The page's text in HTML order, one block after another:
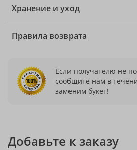
Хранение и уход
Правила возврата
Если получателю не
сообщите нам в
заменим букет!
Добавьте к заказу